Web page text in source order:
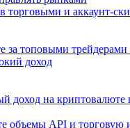
торговыми и аккаунт-
за топовыми
доход
доход на криптовалюте
объемы API и торговую